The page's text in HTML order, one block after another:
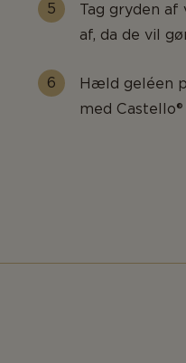
Tag gryden af
af, da de vil
Hæld geléen
med Castello®